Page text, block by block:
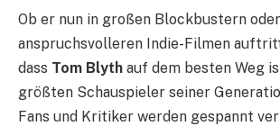
Ob er nun in großen Blockbustern
anspruchsvolleren Indie-Filmen
dass Tom Blyth auf dem besten Weg
größten Schauspieler seiner
Fans und Kritiker werden gespannt